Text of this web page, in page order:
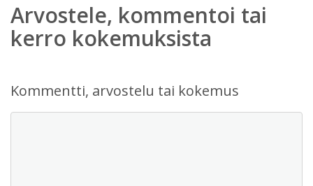
Arvostele, kommentoi tai
kerro kokemuksista
Kommentti, arvostelu tai kokemus